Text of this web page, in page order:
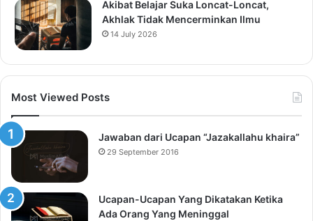
Akibat Belajar Suka Loncat-Loncat,
Akhlak Tidak Mencerminkan Ilmu
14 July 2026
Most Viewed Posts
Jawaban dari Ucapan “Jazakallahu khaira”
29 September 2016
Ucapan-Ucapan Yang Dikatakan Ketika
Ada Orang Yang Meninggal